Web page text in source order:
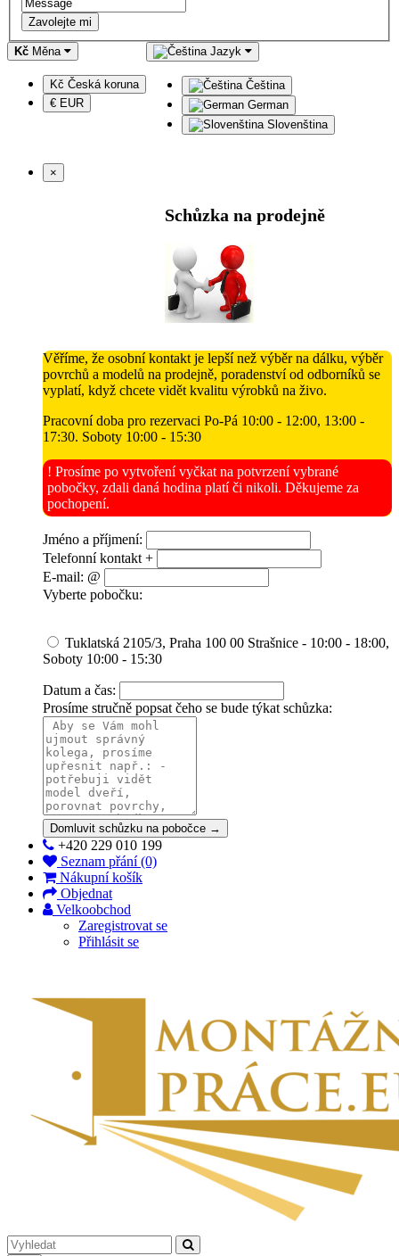
Zavolejte mi
Kč Měna
Kč Česká koruna
€ EUR
Jazyk
Čeština
German
Slovenština
×
Schůzka na prodejně
Věříme, že osobní kontakt je lepší než výběr na dálku, výběr
povrchů a modelů na prodejně, poradenství od odborníků se
vyplatí, když chcete vidět kvalitu výrobků na živo.
Pracovní doba pro rezervaci Po-Pá 10:00 - 12:00, 13:00 -
17:30. Soboty 10:00 - 15:30
! Prosíme po vytvoření vyčkat na potvrzení vybrané
pobočky, zdali daná hodina platí či nikoli. Děkujeme za
pochopení.
Jméno a příjmení:
Telefonní kontakt +
E-mail: @
Vyberte pobočku:
Tuklatská 2105/3, Praha 100 00 Strašnice - 10:00 - 18:00,
Soboty 10:00 - 15:30
Datum a čas:
Prosíme stručně popsat čeho se bude týkat schůzka:
Domluvit schůzku na pobočce →
+420 229 010 199
Seznam přání (0)
Nákupní košík
Objednat
Velkoobchod
Zaregistrovat se
Přihlásit se